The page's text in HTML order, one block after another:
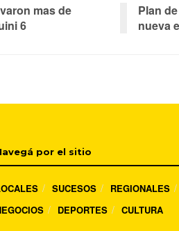
mas de
6
Plan
nueva
por el sitio
SUCESOS REGIONALES
DEPORTES CULTURA